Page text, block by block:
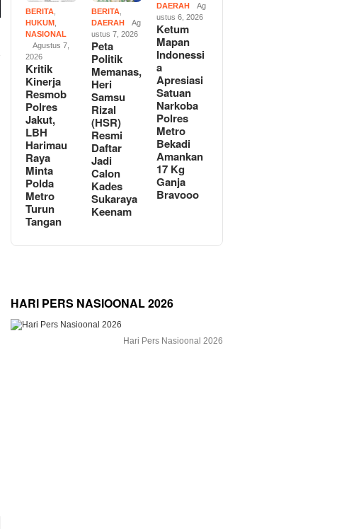
BERITA
HUKUM
NASIONAL
Agustus 7,
2026
Kritik
Kinerja
Resmob
Polres
Jakut,
LBH
Harimau
Raya
Minta
Polda
Metro
Turun
Tangan
BERITA,
DAERAH
Ag
ustus 7, 2026
Peta
Politik
Memanas,
Heri
Samsu
Rizal
(HSR)
Resmi
Daftar
Jadi
Calon
Kades
Sukaraya
Keenam
DAERAH
Ag
ustus 6, 2026
Ketum
Mapan
Indonessi
a
Apresiasi
Satuan
Narkoba
Polres
Metro
Bekadi
Amankan
17 Kg
Ganja
Bravooo
HARI PERS NASIOONAL 2026
Hari Pers Nasioonal 2026